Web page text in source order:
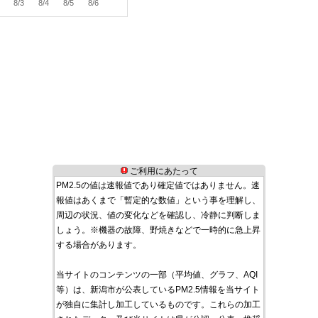
8/3 8/4 8/5 8/6
ご利用にあたって
PM2.5の値は速報値であり確定値ではありません。速
報値はあくまで「暫定的な数値」という事を理解し、
周辺の状況、値の変化などを確認し、冷静に判断しま
しょう。※機器の故障、野焼きなどで一時的に急上昇
する場合があります。
当サイトのコンテンツの一部（平均値、グラフ、AQI
等）は、新潟市が公表しているPM2.5情報を当サイト
が独自に集計し加工しているものです。これらの加工